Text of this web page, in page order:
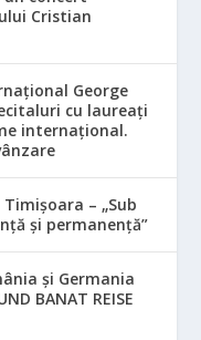
Cristian
George
cu laureați
internațional.
– „Sub
și permanență”
și Germania
BANAT REISE